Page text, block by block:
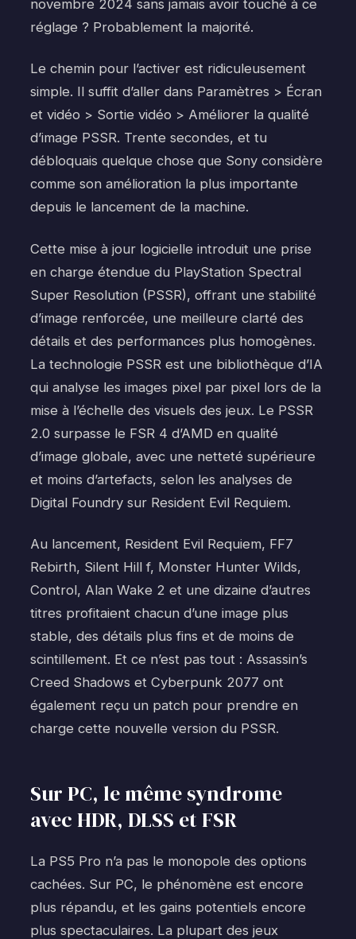
novembre 2024 sans jamais avoir touché à ce
réglage ? Probablement la majorité.
Le chemin pour l’activer est ridiculeusement
simple. Il suffit d’aller dans Paramètres > Écran
et vidéo > Sortie vidéo > Améliorer la qualité
d’image PSSR. Trente secondes, et tu
débloquais quelque chose que Sony considère
comme son amélioration la plus importante
depuis le lancement de la machine.
Cette mise à jour logicielle introduit une prise
en charge étendue du PlayStation Spectral
Super Resolution (PSSR), offrant une stabilité
d’image renforcée, une meilleure clarté des
détails et des performances plus homogènes.
La technologie PSSR est une bibliothèque d’IA
qui analyse les images pixel par pixel lors de la
mise à l’échelle des visuels des jeux. Le PSSR
2.0 surpasse le FSR 4 d’AMD en qualité
d’image globale, avec une netteté supérieure
et moins d’artefacts, selon les analyses de
Digital Foundry sur Resident Evil Requiem.
Au lancement, Resident Evil Requiem, FF7
Rebirth, Silent Hill f, Monster Hunter Wilds,
Control, Alan Wake 2 et une dizaine d’autres
titres profitaient chacun d’une image plus
stable, des détails plus fins et de moins de
scintillement. Et ce n’est pas tout : Assassin’s
Creed Shadows et Cyberpunk 2077 ont
également reçu un patch pour prendre en
charge cette nouvelle version du PSSR.
Sur PC, le même syndrome
avec HDR, DLSS et FSR
La PS5 Pro n’a pas le monopole des options
cachées. Sur PC, le phénomène est encore
plus répandu, et les gains potentiels encore
plus spectaculaires. La plupart des jeux